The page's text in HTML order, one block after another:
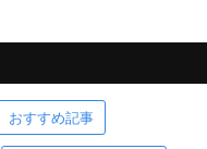
おすすめ記事